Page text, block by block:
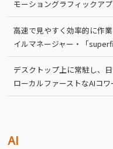
モーショングラフィックア
高速で見やすく効率的に作
イルマネージャー・「
デスクトップ上に常駐し、
ローカルファーストなAIコ
AI